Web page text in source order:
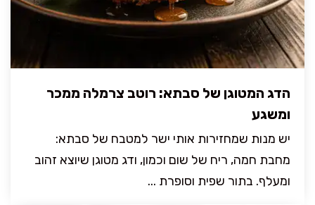
הדג המטוגן של סבתא: רוטב צרמלה ממכר
ומשגע
יש מנות שמחזירות אותי ישר למטבח של סבתא:
מחבת חמה, ריח של שום וכמון, ודג מטוגן שיוצא זהוב
ומעלף. בתור שפית וסופרת ...